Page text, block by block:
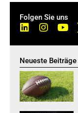
Folgen Sie uns
Neueste Beiträge